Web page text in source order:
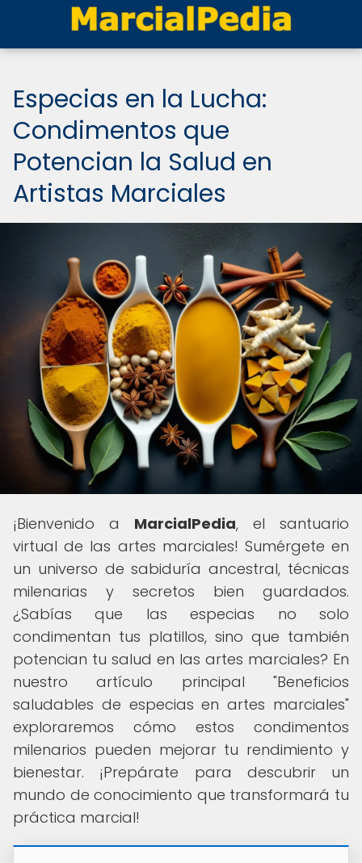
Especias en la Lucha:
Condimentos que
Potencian la Salud en
Artistas Marciales
¡Bienvenido a MarcialPedia, el santuario
virtual de las artes marciales! Sumérgete en
un universo de sabiduría ancestral, técnicas
milenarias y secretos bien guardados.
¿Sabías que las especias no solo
condimentan tus platillos, sino que también
potencian tu salud en las artes marciales? En
nuestro artículo principal "Beneficios
saludables de especias en artes marciales"
exploraremos cómo estos condimentos
milenarios pueden mejorar tu rendimiento y
bienestar. ¡Prepárate para descubrir un
mundo de conocimiento que transformará tu
práctica marcial!